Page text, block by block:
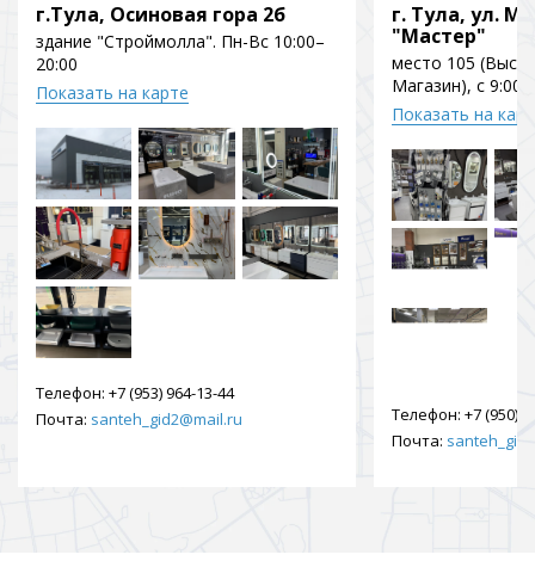
г.Тула, Осиновая гора 2б
здание "Строймолла". Пн-Вс 10:00–
20:00
Показать на карте
Телефон: +7 (953) 964-13-44
Почта: santeh_gid2@mail.ru
г. Тула, ул.
"Мастер"
место 105
Магазин), с 9:00
Показать на
Телефон: +7 (950)
Почта: